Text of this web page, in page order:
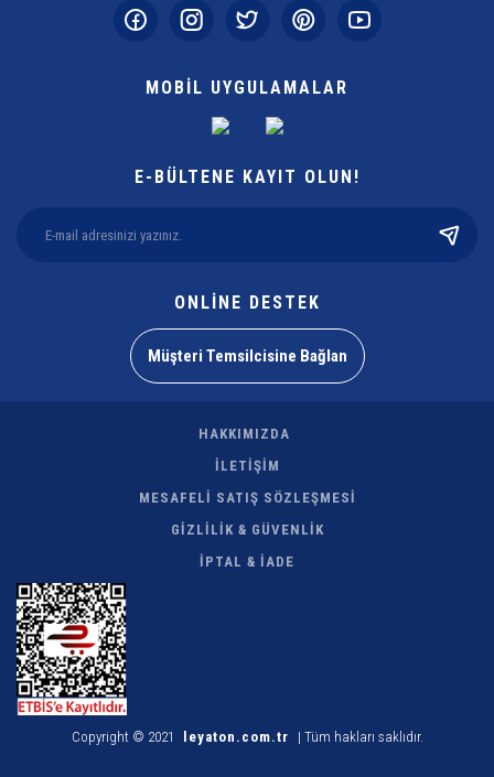
MOBİL UYGULAMALAR
E-BÜLTENE KAYIT OLUN!
ONLİNE DESTEK
Müşteri Temsilcisine Bağlan
HAKKIMIZDA
İLETİŞİM
MESAFELİ SATIŞ SÖZLEŞMESİ
GİZLİLİK & GÜVENLİK
İPTAL & İADE
Copyright © 2021 leyaton.com.tr | Tüm hakları saklıdır.